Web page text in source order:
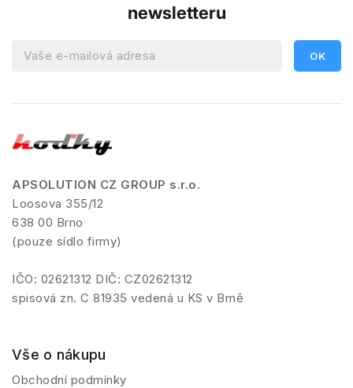
newsletteru
APSOLUTION CZ GROUP s.r.o.
Loosova 355/12
638 00 Brno
(pouze sídlo firmy)
IČO: 02621312 DIČ: CZ02621312
spisová zn. C 81935 vedená u KS v Brně
Vše o nákupu
Obchodní podmínky